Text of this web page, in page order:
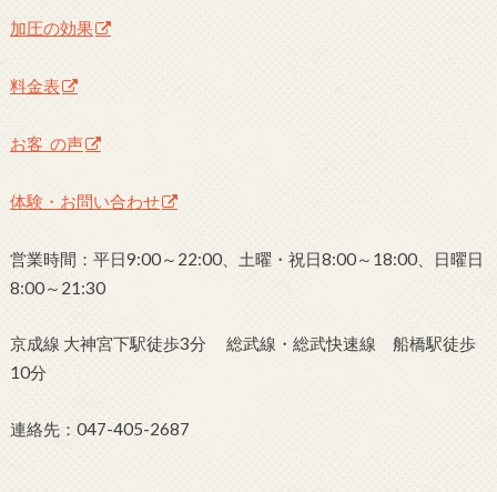
加圧の効果
料金表
お客 の声
体験・お問い合わせ
営業時間：平日9:00～22:00、土曜・祝日8:00～18:00、日曜日
8:00～21:30
京成線 大神宮下駅徒歩3分 総武線・総武快速線 船橋駅徒歩
10分
連絡先：047-405-2687